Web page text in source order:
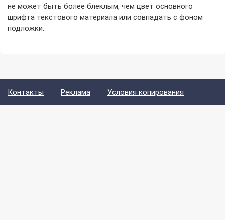
не может быть более блеклым, чем цвет основного
шрифта текстового материала или совпадать с фоном
подложки.
Контакты Реклама Условия копирования